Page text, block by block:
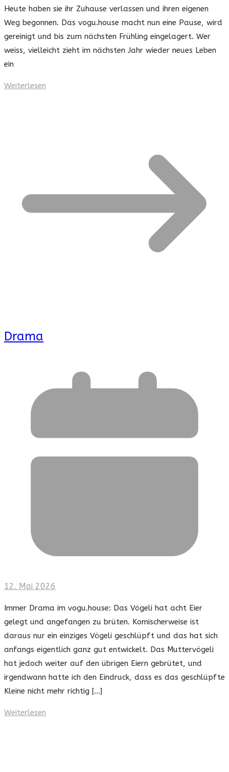
Heute haben sie ihr Zuhause verlassen und ihren eigenen
Weg begonnen. Das vogu.house macht nun eine Pause, wird
gereinigt und bis zum nächsten Frühling eingelagert. Wer
weiss, vielleicht zieht im nächsten Jahr wieder neues Leben
ein
Weiterlesen
Drama
12. Mai 2026
Immer Drama im vogu.house: Das Vögeli hat acht Eier
gelegt und angefangen zu brüten. Komischerweise ist
daraus nur ein einziges Vögeli geschlüpft und das hat sich
anfangs eigentlich ganz gut entwickelt. Das Muttervögeli
hat jedoch weiter auf den übrigen Eiern gebrütet, und
irgendwann hatte ich den Eindruck, dass es das geschlüpfte
Kleine nicht mehr richtig […]
Weiterlesen